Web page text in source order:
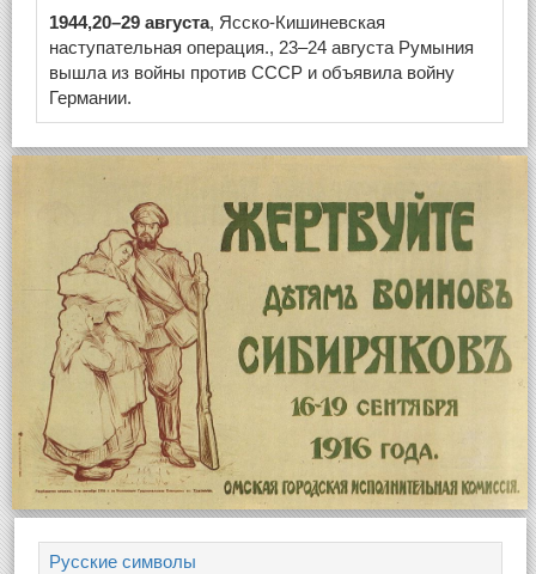
1944,20–29 августа, Ясско-Кишиневская
наступательная операция., 23–24 августа Румыния
вышла из войны против СССР и объявила войну
Германии.
Русские символы